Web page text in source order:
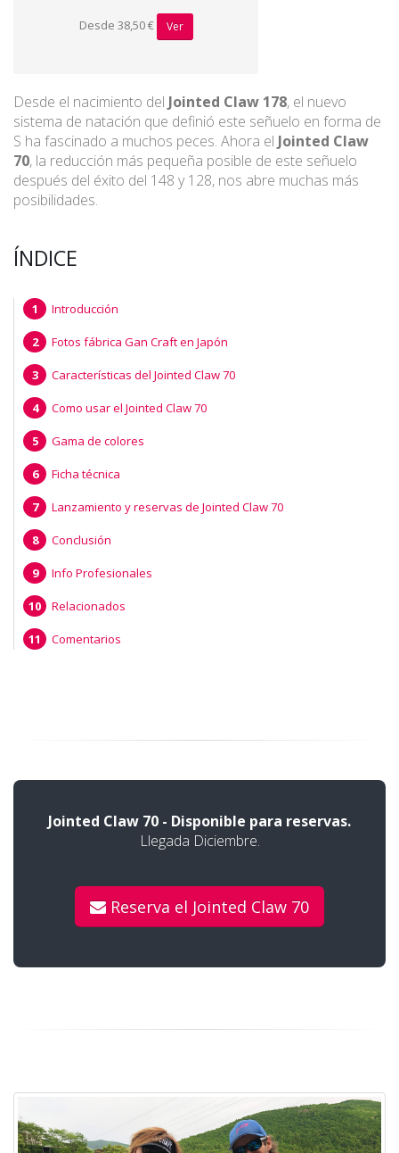
Desde 38,50 € Ver
Desde el nacimiento del Jointed Claw 178, el nuevo
sistema de natación que definió este señuelo en forma de
S ha fascinado a muchos peces. Ahora el Jointed Claw
70, la reducción más pequeña posible de este señuelo
después del éxito del 148 y 128, nos abre muchas más
posibilidades.
ÍNDICE
Introducción
Fotos fábrica Gan Craft en Japón
Características del Jointed Claw 70
Como usar el Jointed Claw 70
Gama de colores
Ficha técnica
Lanzamiento y reservas de Jointed Claw 70
Conclusión
Info Profesionales
Relacionados
Comentarios
Jointed Claw 70 - Disponible para reservas.
Llegada Diciembre.
Reserva el Jointed Claw 70